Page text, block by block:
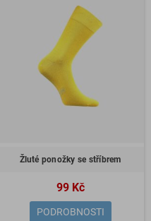
Žluté ponožky se stříbrem
99 Kč
PODROBNOSTI